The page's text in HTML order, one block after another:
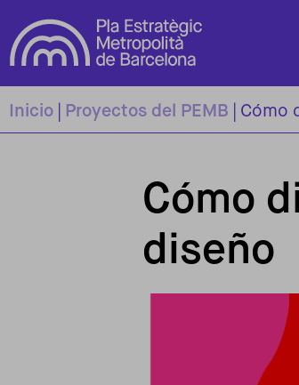
Inicio Proyectos del PEMB Cómo
Cómo
diseño